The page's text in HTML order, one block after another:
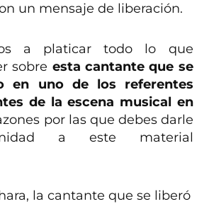
un mensaje de liberación.
a platicar todo lo que
sobre esta cantante que se
en uno de los referentes
de la escena musical en
por las que debes darle
a este material